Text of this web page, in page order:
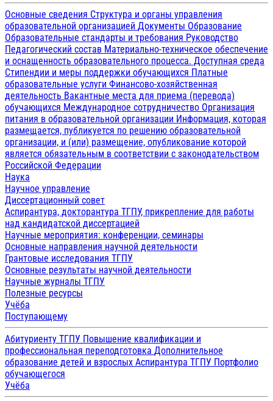
Основные сведения Структура и органы управления
образовательной организацией Документы Образование
Образовательные стандарты и требования Руководство
Педагогический состав Материально-техническое обеспечение
и оснащенность образовательного процесса. Доступная среда
Стипендии и меры поддержки обучающихся Платные
образовательные услуги Финансово-хозяйственная
деятельность Вакантные места для приема (перевода)
обучающихся Международное сотрудничество Организация
питания в образовательной организации Информация, которая
размещается, публикуется по решению образовательной
организации, и (или) размещение, опубликование которой
является обязательным в соответствии с законодательством
Российской Федерации
Наука
Научное управление
Диссертационный совет
Аспирантура, докторантура ТГПУ, прикрепление для работы
над кандидатской диссертацией
Научные мероприятия: конференции, семинары
Основные направления научной деятельности
Грантовые исследования ТГПУ
Основные результаты научной деятельности
Научные журналы ТГПУ
Полезные ресурсы
Учёба
Поступающему
Абитуриенту ТГПУ Повышение квалификации и
профессиональная переподготовка Дополнительное
образование детей и взрослых Аспирантура ТГПУ Портфолио
обучающегося
Учёба